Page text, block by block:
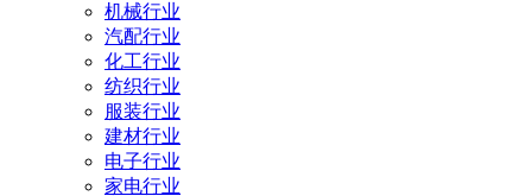
机械行业
汽配行业
化工行业
纺织行业
服装行业
建材行业
电子行业
家电行业